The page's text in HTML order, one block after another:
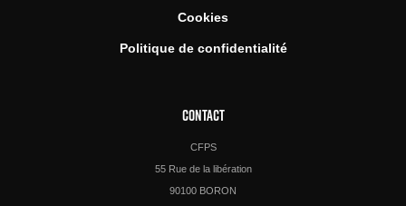
Cookies
Politique de confidentialité
CONTACT
CFPS
55 Rue de la libération
90100 BORON